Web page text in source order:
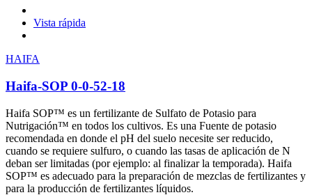
Vista rápida
HAIFA
Haifa-SOP 0-0-52-18
Haifa SOP™ es un fertilizante de Sulfato de Potasio para
Nutrigación™ en todos los cultivos. Es una Fuente de potasio
recomendada en donde el pH del suelo necesite ser reducido,
cuando se requiere sulfuro, o cuando las tasas de aplicación de N
deban ser limitadas (por ejemplo: al finalizar la temporada). Haifa
SOP™ es adecuado para la preparación de mezclas de fertilizantes y
para la producción de fertilizantes líquidos.